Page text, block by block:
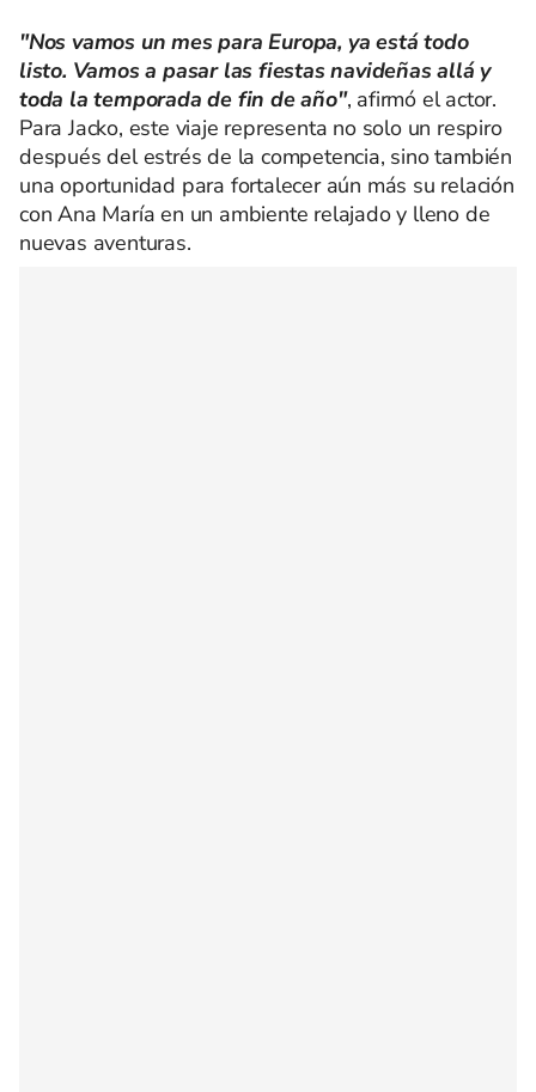
"Nos vamos un mes para Europa, ya está todo
listo. Vamos a pasar las fiestas navideñas allá y
toda la temporada de fin de año", afirmó el actor.
Para Jacko, este viaje representa no solo un respiro
después del estrés de la competencia, sino también
una oportunidad para fortalecer aún más su relación
con Ana María en un ambiente relajado y lleno de
nuevas aventuras.